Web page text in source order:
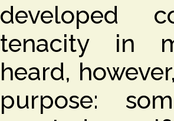
developed
tenacity in
heard,
purpose: